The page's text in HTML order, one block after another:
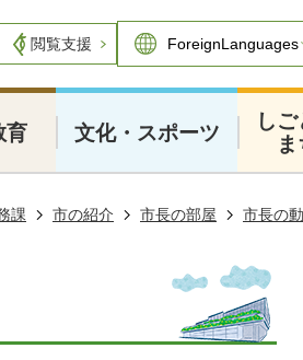
閲覧支援
育 文化・スポーツ
しご
課 市の紹介 市長の部屋 市長の